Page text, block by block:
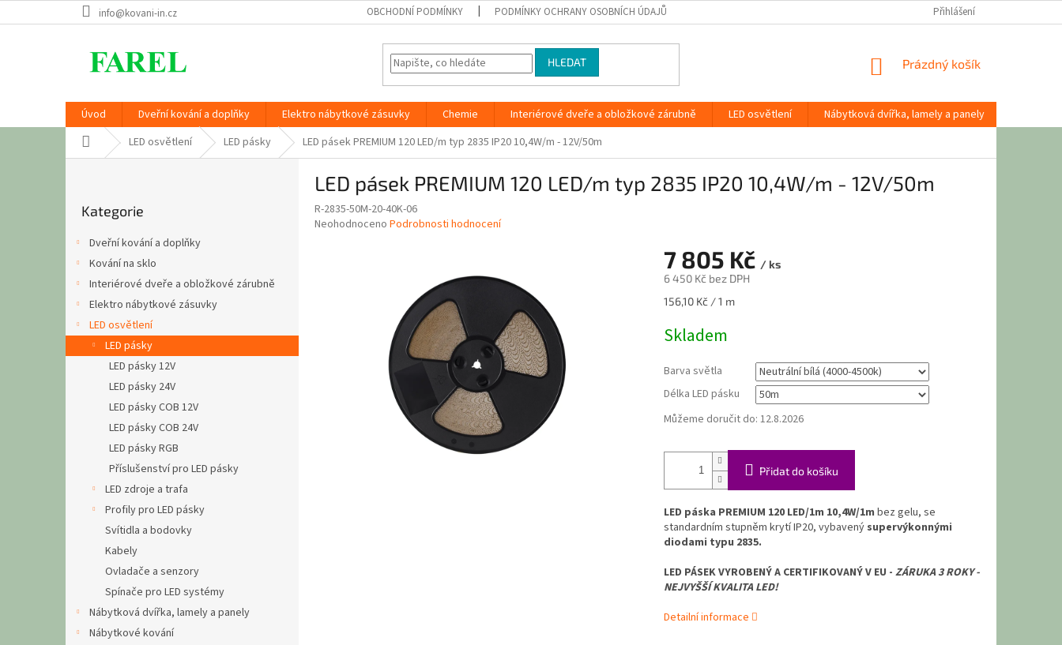
na
info@kovani-in.cz OBCHODNÍ PODMÍNKY PODMÍNKY OCHRANY OSOBNÍCH ÚDAJŮ Přihlášení
HLEDAT
NÁKUPNÍ
Prázdný košík
Úvod Dveřní kování a doplňky Elektro nábytkové zásuvky Chemie Interiérové dveře a obložkové zárubně LED osvětlení Nábytková dvířka, lamely a panely
Domů LED osvětlení LED pásky LED pásek PREMIUM 120 LED/m typ 2835 IP20 10,4W/m - 12V/50m
a
n
kategorie
Kategorie
Dveřní kování a doplňky
Kování na sklo
Interiérové dveře a obložkové zárubně
Elektro nábytkové zásuvky
LED osvětlení
LED pásky
LED pásky 12V
LED pásky 24V
LED pásky COB 12V
LED pásky COB 24V
LED pásky RGB
Příslušenství pro LED pásky
LED zdroje a trafa
Profily pro LED pásky
Svítidla a bodovky
Kabely
Ovladače a senzory
Spínače pro LED systémy
Nábytková dvířka, lamely a panely
Nábytkové kování
LED pásek PREMIUM 120 LED/m typ 2835 IP20 10,4W/m - 12V/50m
R-2835-50M-20-40K-06
Průměrné
Neohodnoceno Podrobnosti hodnocení
7 805 Kč / ks
6 450 Kč bez DPH
Měrná
156,10 Kč / 1 m
Skladem
Barva světla
Délka LED pásku
Můžeme doručit do: 12.8.2026
Přidat do košíku
LED páska PREMIUM 120 LED/1m 10,4W/1m bez gelu, se
standardním stupněm krytí IP20, vybavený supervýkonnými
diodami typu 2835.
LED PÁSEK VYROBENÝ A CERTIFIKOVANÝ V EU - ZÁRUKA 3 ROKY -
NEJVYŠŠÍ KVALITA LED!
Detailní informace